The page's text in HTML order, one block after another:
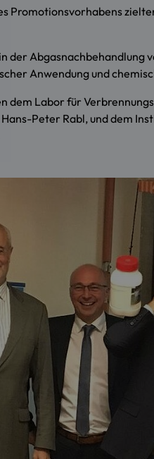
Promotionsvorhabens
der
Anwendung und
dem Labor für
Peter Rabl, und dem